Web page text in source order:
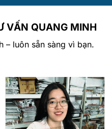
VẤN QUANG MINH
– luôn sẵn sàng vì bạn.